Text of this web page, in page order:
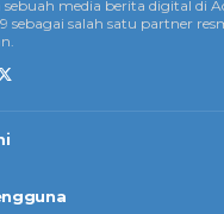
media berita digital di
sebagai salah satu partner